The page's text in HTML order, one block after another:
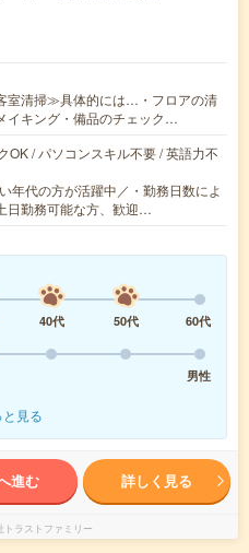
室清掃≫具体的には…・フロアの清
イキング・備品のチェック…
OK / パソコンスキル不要 / 英語力不
年代の方が活躍中／・勤務日数によ
日勤務可能な方、歓迎…
40代 50代
60代
男性
と見る
進む 詳しく見る
トラストファミリー